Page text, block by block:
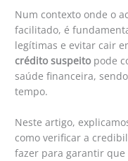
Num contexto onde o
facilitado, é
legítimas e evitar cair
crédito suspeitopode
saúde financeira,
tempo.
Neste artigo,
como verificar a
fazer para garantir que